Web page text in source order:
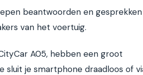
beantwoorden en gesprekken
van het voertuig.
A05, hebben een groot
sluit je smartphone draadloos of